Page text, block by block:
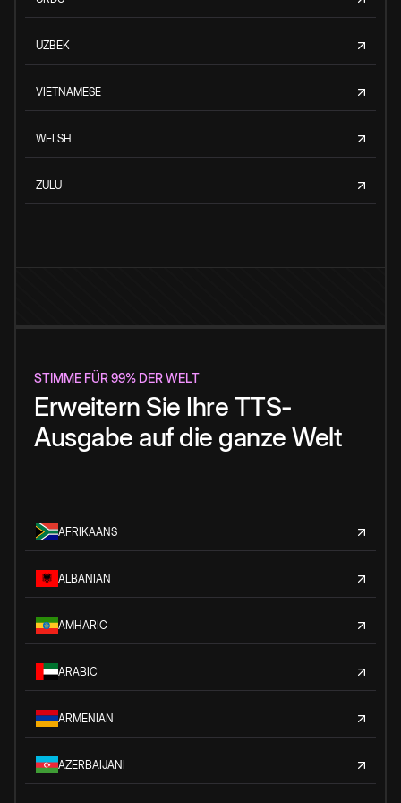
UZBEK
VIETNAMESE
WELSH
ZULU
STIMME FÜR 99% DER WELT
Erweitern Sie Ihre TTS-
Ausgabe auf die ganze Welt
AFRIKAANS
ALBANIAN
AMHARIC
ARABIC
ARMENIAN
AZERBAIJANI